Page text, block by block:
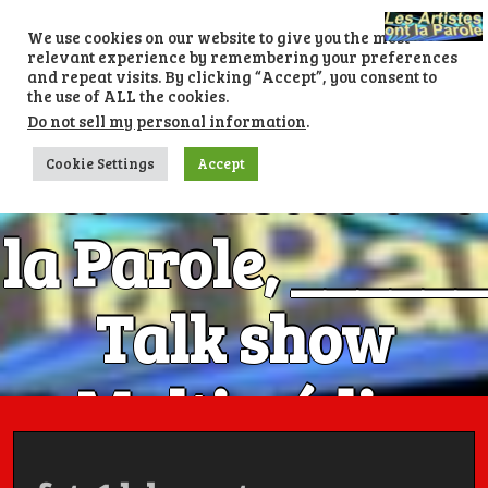
content
Les Artistes ont
la Parole, ______
Talk show
Multimédia
We use cookies on our website to give you the most
relevant experience by remembering your preferences
and repeat visits. By clicking “Accept”, you consent to
the use of ALL the cookies.
Do not sell my personal information.
Cookie Settings Accept